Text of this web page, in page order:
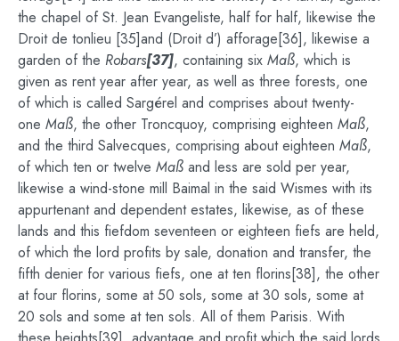
the chapel of St. Jean Evangeliste, half for half, likewise the
Droit de tonlieu [35]and (Droit d’) afforage[36], likewise a
garden of the Robars[37], containing six Maß, which is
given as rent year after year, as well as three forests, one
of which is called Sargérel and comprises about twenty-
one Maß, the other Troncquoy, comprising eighteen Maß,
and the third Salvecques, comprising about eighteen Maß,
of which ten or twelve Maß and less are sold per year,
likewise a wind-stone mill Baimal in the said Wismes with its
appurtenant and dependent estates, likewise, as of these
lands and this fiefdom seventeen or eighteen fiefs are held,
of which the lord profits by sale, donation and transfer, the
fifth denier for various fiefs, one at ten florins[38], the other
at four florins, some at 50 sols, some at 30 sols, some at
20 sols and some at ten sols. All of them Parisis. With